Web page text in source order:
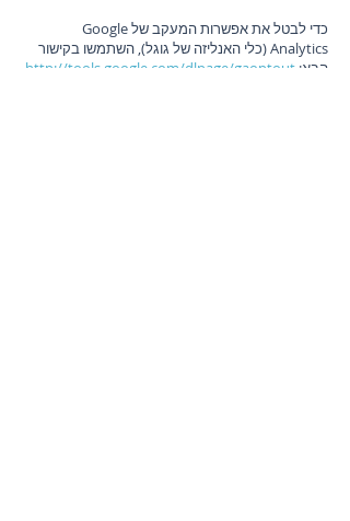
כדי לבטל את אפשרות המעקב של Google
Analytics (כלי האנליזה של גוגל), השתמשו בקישור
הבא: http://tools.google.com/dlpage/gaoptout